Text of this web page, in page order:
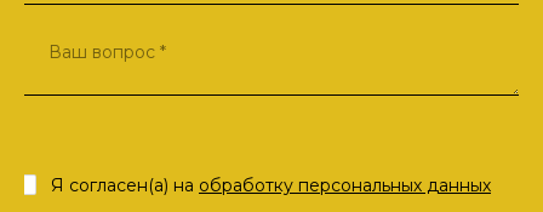
Я согласен(а) на обработку персональных данных